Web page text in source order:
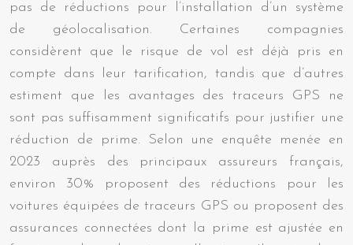
pas de réductions pour l’installation d’un système
de géolocalisation. Certaines compagnies
considèrent que le risque de vol est déjà pris en
compte dans leur tarification, tandis que d’autres
estiment que les avantages des traceurs GPS ne
sont pas suffisamment significatifs pour justifier une
réduction de prime. Selon une enquête menée en
2023 auprès des principaux assureurs français,
environ 30% proposent des réductions pour les
voitures équipées de traceurs GPS ou proposent des
assurances connectées dont la prime est ajustée en